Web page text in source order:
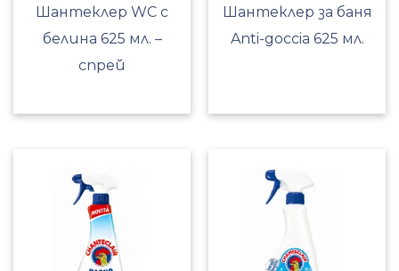
Шантеклер WC с
белина 625 мл. –
спрей
Шантеклер за баня
Anti-goccia 625 мл.